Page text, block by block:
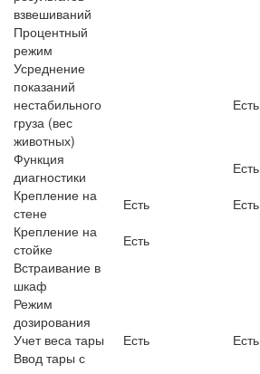
взвешиваний
Процентный
режим
Усреднение
показаний
нестабильного
груза (вес
животных)
Есть
Функция
диагностики
Есть
Крепление на
стене
Есть Есть
Крепление на
стойке
Есть
Встраивание в
шкаф
Режим
дозирования
Учет веса тары
Есть Есть
Ввод тары с